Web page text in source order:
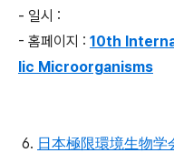
- 일시 :
- 홈페이지 : 10th
lic Microorganisms
6. 日本極限環境生物学